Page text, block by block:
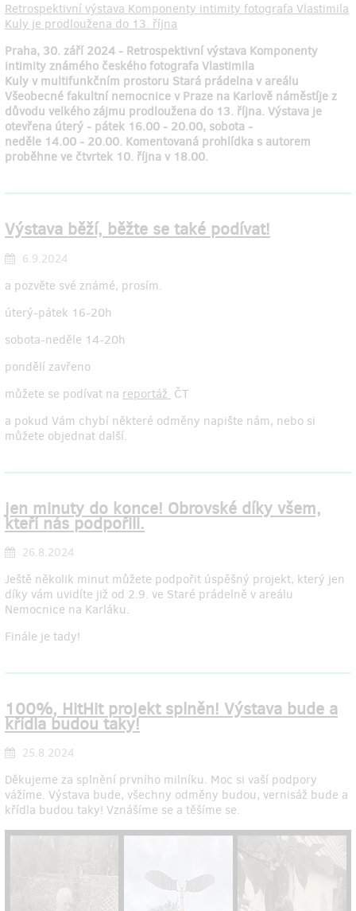
Retrospektivní výstava Komponenty intimity fotografa Vlastimila
Kuly je prodloužena do 13. října
Praha, 30. září2024 - Retrospektivní výstava Komponenty
intimity známého českého fotografa Vlastimila
Kuly v multifunkčním prostoru Stará prádelna v areálu
Všeobecné fakultní nemocnice v Praze na Karlově náměstíje z
důvodu velkého zájmu prodloužena do 13. října. Výstava je
otevřena úterý - pátek 16.00 - 20.00, sobota -
neděle 14.00 - 20.00. Komentovaná prohlídka s autorem
proběhne ve čtvrtek 10. října v 18.00.
Výstava běží, běžte se také podívat!
6.9.2024
a pozvěte své známé, prosím.
úterý-pátek 16-20h
sobota-neděle 14-20h
pondělí zavřeno
můžete se podívat na reportáž ČT
a pokud Vám chybí některé odměny napište nám, nebo si
můžete objednat další.
jen minuty do konce! Obrovské díky všem,
kteří nás podpořili.
26.8.2024
Ještě několik minut můžete podpořit úspěšný projekt, který jen
díky vám uvidíte již od 2.9. ve Staré prádelně v areálu
Nemocnice na Karláku.
Finále je tady!
100%, HitHit projekt splněn! Výstava bude a
křídla budou taky!
25.8.2024
Děkujeme za splnění prvního milníku. Moc si vaší podpory
vážíme. Výstava bude, všechny odměny budou, vernisáž bude a
křídla budou taky! Vznášíme se a těšíme se.